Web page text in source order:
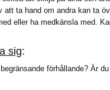
att ta hand om andra kan ta
eller ha medkänsla med.
sig:
förhållande? Är